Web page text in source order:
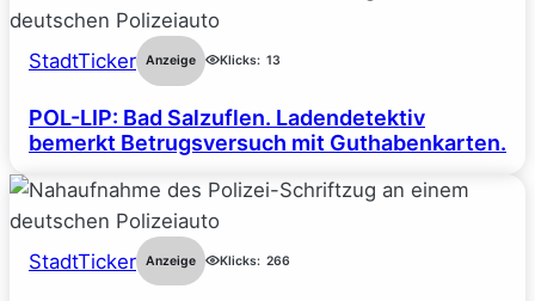
StadtTicker Anzeige Klicks: 13
POL-LIP: Bad Salzuflen. Ladendetektiv
bemerkt Betrugsversuch mit Guthabenkarten.
StadtTicker Anzeige Klicks: 266